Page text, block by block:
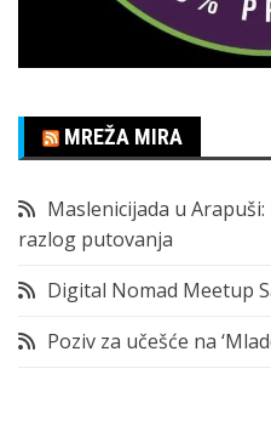
MREŽA MIRA
Maslenicijada u
razlog putovanja
Digital Nomad Meetup
Poziv za učešće na